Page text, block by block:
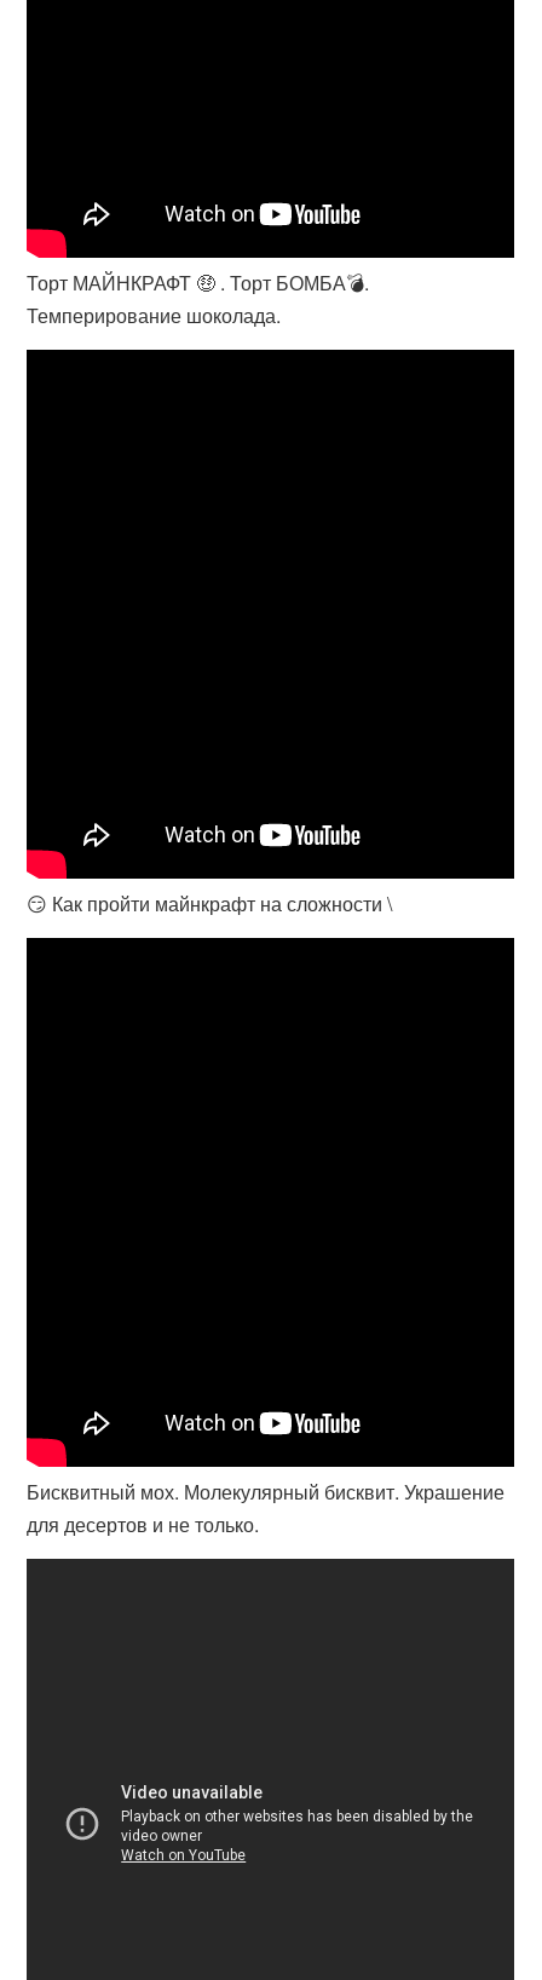
Торт МАЙНКРАФТ 🤑 . Торт БОМБА💣.
Темперирование шоколада.
😏 Как пройти майнкрафт на сложности \
Бисквитный мох. Молекулярный бисквит. Украшение
для десертов и не только.